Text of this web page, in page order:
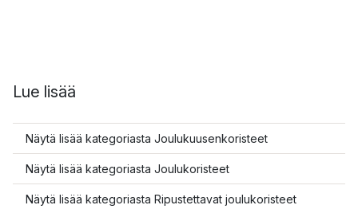
Lue lisää
Näytä lisää kategoriasta Joulukuusenkoristeet
Näytä lisää kategoriasta Joulukoristeet
Näytä lisää kategoriasta Ripustettavat joulukoristeet